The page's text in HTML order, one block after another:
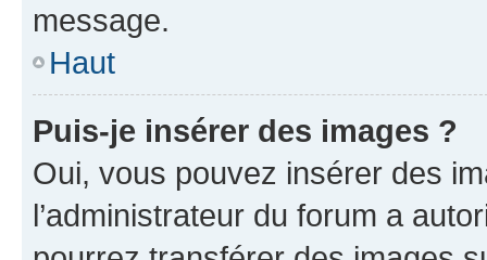
message.
Haut
Puis-je insérer des images ?
Oui, vous pouvez insérer des
l’administrateur du forum a